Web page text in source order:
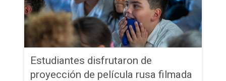
Estudiantes disfrutaron de
proyección de película rusa filmada